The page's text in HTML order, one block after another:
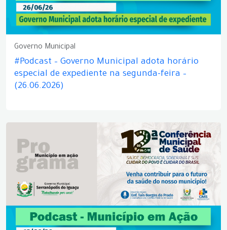
Governo Municipal
#Podcast – Governo Municipal adota horário
especial de expediente na segunda-feira –
(26.06.2026)